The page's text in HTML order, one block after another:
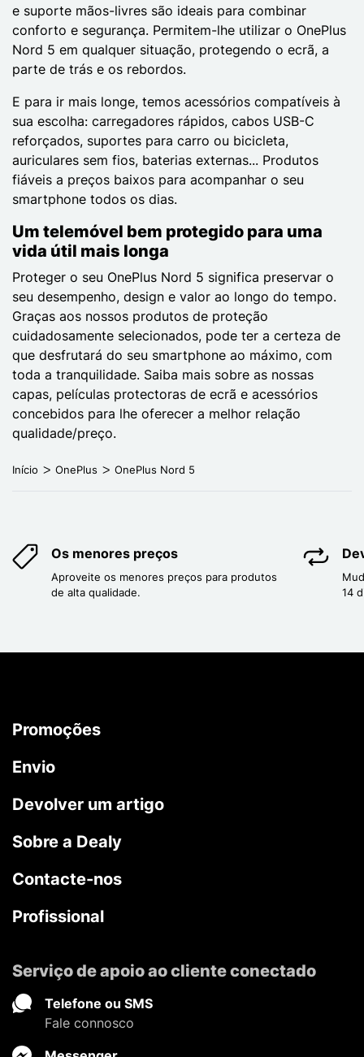
e suporte mãos-livres são ideais para combinar
conforto e segurança. Permitem-lhe utilizar o OnePlus
Nord 5 em qualquer situação, protegendo o ecrã, a
parte de trás e os rebordos.
E para ir mais longe, temos acessórios compatíveis à
sua escolha: carregadores rápidos, cabos USB-C
reforçados, suportes para carro ou bicicleta,
auriculares sem fios, baterias externas... Produtos
fiáveis a preços baixos para acompanhar o seu
smartphone todos os dias.
Um telemóvel bem protegido para uma
vida útil mais longa
Proteger o seu OnePlus Nord 5 significa preservar o
seu desempenho, design e valor ao longo do tempo.
Graças aos nossos produtos de proteção
cuidadosamente selecionados, pode ter a certeza de
que desfrutará do seu smartphone ao máximo, com
toda a tranquilidade. Saiba mais sobre as nossas
capas, películas protectoras de ecrã e acessórios
concebidos para lhe oferecer a melhor relação
qualidade/preço.
Início OnePlus OnePlus Nord 5
Os menores preços
Aproveite os menores preços para produtos
de alta qualidade.
14
Promoções
Envio
Devolver um artigo
Sobre a Dealy
Contacte-nos
Profissional
Serviço de apoio ao cliente conectado
Telefone ou SMS
Fale connosco